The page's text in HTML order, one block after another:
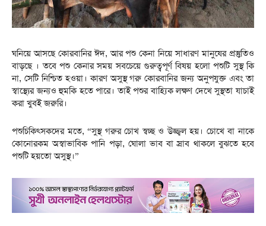
ঘনিয়ে আসছে কোরবানির ঈদ, আর পশু কেনা নিয়ে সাধারণ মানুষের প্রস্তুতিও
বাড়ছে । তবে পশু কেনার সময় সবচেয়ে গুরুত্বপূর্ণ বিষয় হলো পশুটি সুস্থ কি
না, সেটি নিশ্চিত হওয়া। কারণ অসুস্থ গরু কোরবানির জন্য অনুপযুক্ত এবং তা
স্বাস্থ্যের জন্যও হুমকি হতে পারে। তাই পশুর বাহ্যিক লক্ষণ দেখে সুস্থতা যাচাই
করা খুবই জরুরি।
পশুচিকিৎসকদের মতে, “সুস্থ গরুর চোখ স্বচ্ছ ও উজ্জ্বল হয়। চোখে বা নাকে
কোনোরকম অস্বাভাবিক পানি পড়া, ঘোলা ভাব বা স্রাব থাকলে বুঝতে হবে
পশুটি হয়তো অসুস্থ।”